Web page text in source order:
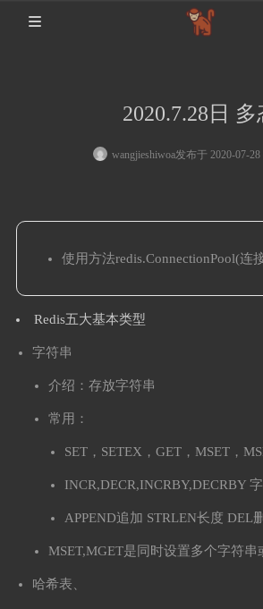
其他
注册2020.7.28日 多
wangjieshiwoa发布于 2020-07-
使用方法redis.ConnectionPool(连
Redis五大基本类型
字符串
介绍：存放字符串
常用：
SET，SETEX，GET，MSET，
INCR,DECR,INCRBY,DECRBY
APPEND追加 STRLEN长度 DEL
MSET,MGET是同时设置多个字符
哈希表、